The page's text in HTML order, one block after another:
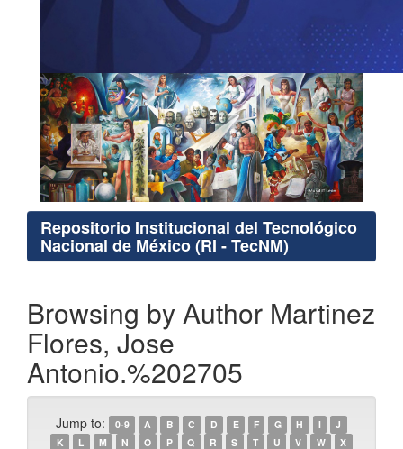
Repositorio Institucional del Tecnológico
Nacional de México (RI - TecNM)
Browsing by Author Martinez
Flores, Jose
Antonio.%202705
Jump to: 0-9 A B C D E F G H I
J
K
L M N O P Q R S T U V W
X